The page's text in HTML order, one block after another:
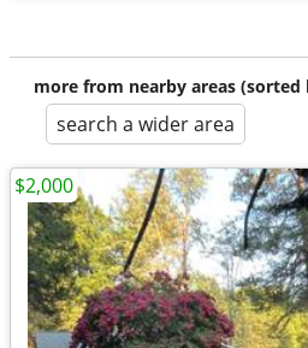
more from nearby areas (sorted
search a wider area
$2,000